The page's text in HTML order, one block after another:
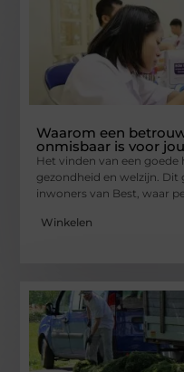
Waarom een
onmisbaar is voor
Het vinden van een goede
gezondheid en welzijn.
inwoners van Best, waar
Winkelen